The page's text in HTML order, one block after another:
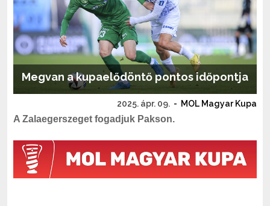
Megvan a kupaelődöntő pontos időpontja
2025. ápr. 09. - MOL Magyar Kupa
A Zalaegerszeget fogadjuk Pakson.